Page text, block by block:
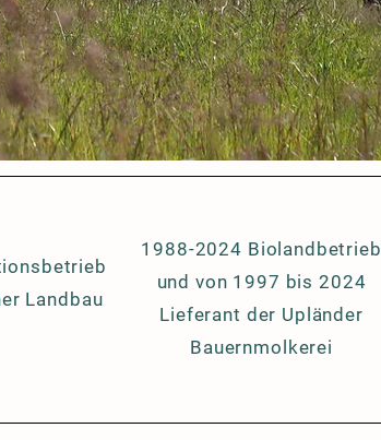
Landbau
1988-2024 Biolandbetrieb
und von 1997 bis 2024
Lieferant der Upländer
Bauernmolkerei